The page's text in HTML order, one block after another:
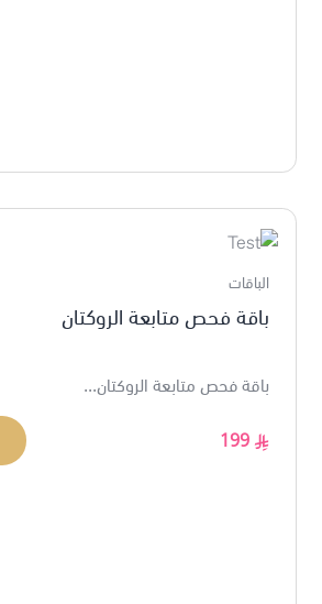
الباقات
باقة فحص متابعة الروكتان
باقة فحص متابعة الروكتان...
199